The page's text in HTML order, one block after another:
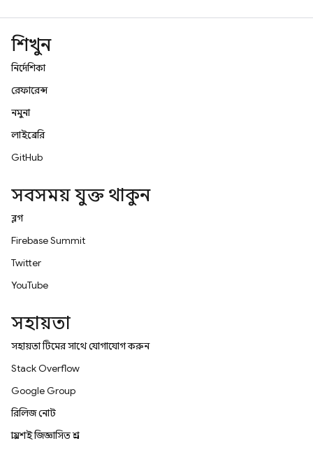
শিখুন
নির্দেশিকা
রেফারেন্স
নমুনা
লাইব্রেরি
GitHub
সবসময় যুক্ত থাকুন
ব্লগ
Firebase Summit
Twitter
YouTube
সহায়তা
সহায়তা টিমের সাথে যোগাযোগ করুন
Stack Overflow
Google Group
রিলিজ নোট
প্রায়শই জিজ্ঞাসিত প্রশ্ন